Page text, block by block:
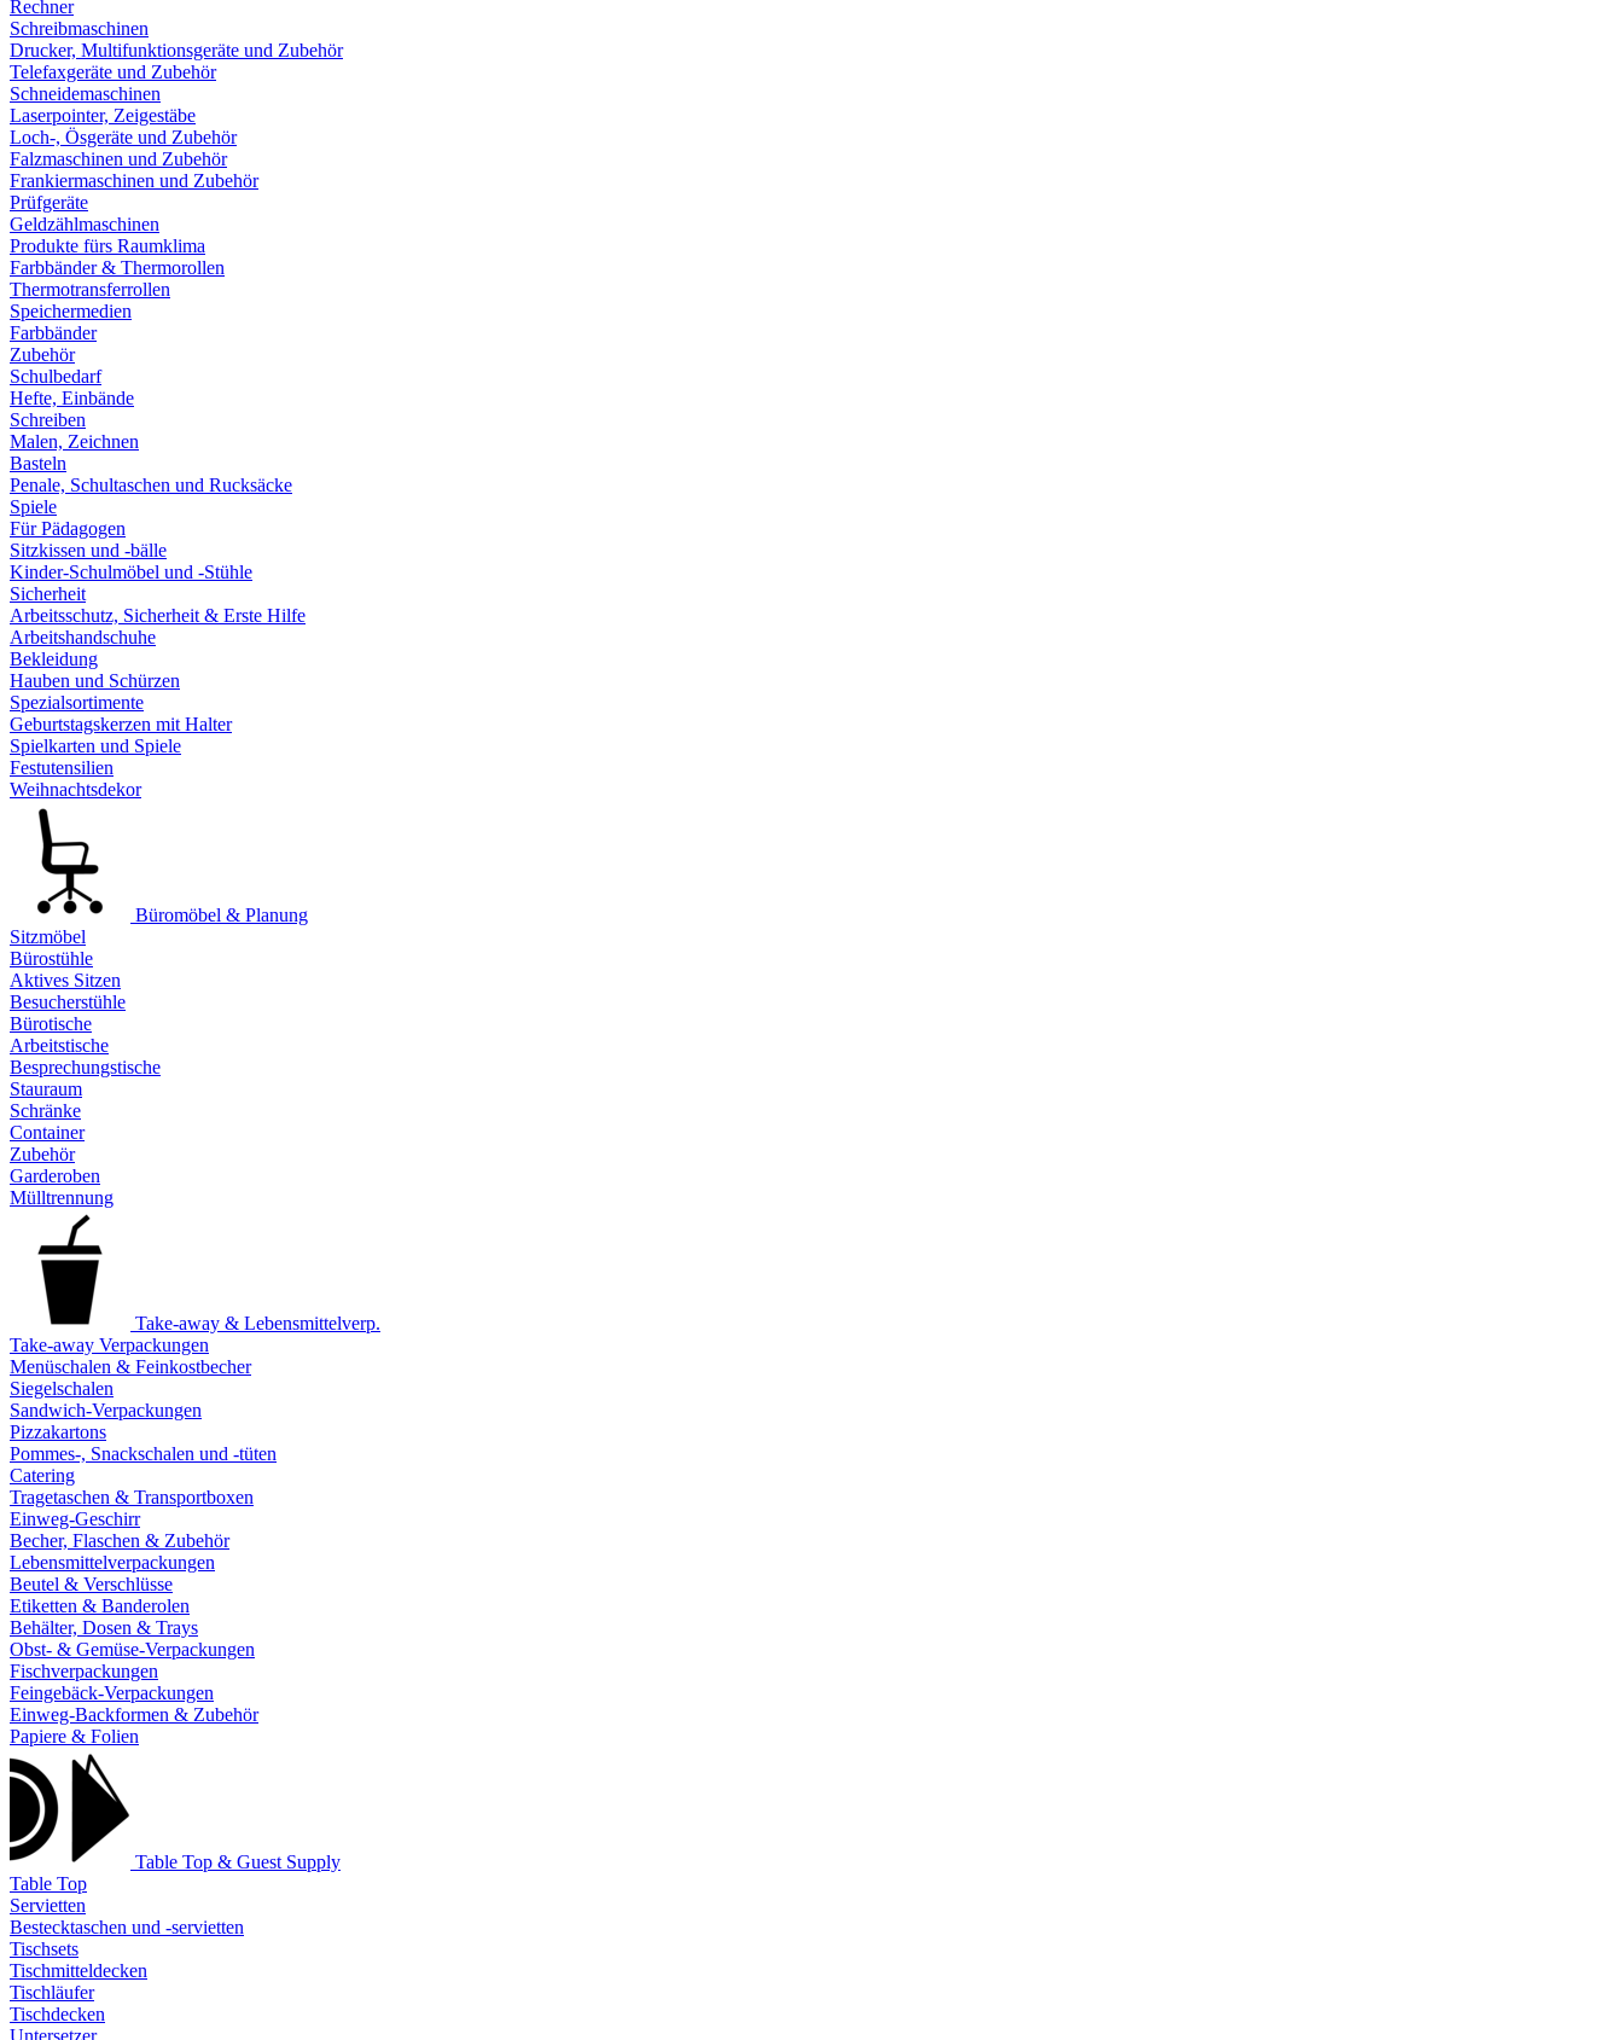
Rechner
Schreibmaschinen
Drucker, Multifunktionsgeräte und Zubehör
Telefaxgeräte und Zubehör
Schneidemaschinen
Laserpointer, Zeigestäbe
Loch-, Ösgeräte und Zubehör
Falzmaschinen und Zubehör
Frankiermaschinen und Zubehör
Prüfgeräte
Geldzählmaschinen
Produkte fürs Raumklima
Farbbänder & Thermorollen
Thermotransferrollen
Speichermedien
Farbbänder
Zubehör
Schulbedarf
Hefte, Einbände
Schreiben
Malen, Zeichnen
Basteln
Penale, Schultaschen und Rucksäcke
Spiele
Für Pädagogen
Sitzkissen und -bälle
Kinder-Schulmöbel und -Stühle
Sicherheit
Arbeitsschutz, Sicherheit & Erste Hilfe
Arbeitshandschuhe
Bekleidung
Hauben und Schürzen
Spezialsortimente
Geburtstagskerzen mit Halter
Spielkarten und Spiele
Festutensilien
Weihnachtsdekor
Büromöbel & Planung
Sitzmöbel
Bürostühle
Aktives Sitzen
Besucherstühle
Bürotische
Arbeitstische
Besprechungstische
Stauraum
Schränke
Container
Zubehör
Garderoben
Mülltrennung
Take-away & Lebensmittelverp.
Take-away Verpackungen
Menüschalen & Feinkostbecher
Siegelschalen
Sandwich-Verpackungen
Pizzakartons
Pommes-, Snackschalen und -tüten
Catering
Tragetaschen & Transportboxen
Einweg-Geschirr
Becher, Flaschen & Zubehör
Lebensmittelverpackungen
Beutel & Verschlüsse
Etiketten & Banderolen
Behälter, Dosen & Trays
Obst- & Gemüse-Verpackungen
Fischverpackungen
Feingebäck-Verpackungen
Einweg-Backformen & Zubehör
Papiere & Folien
Table Top & Guest Supply
Table Top
Servietten
Bestecktaschen und -servietten
Tischsets
Tischmitteldecken
Tischläufer
Tischdecken